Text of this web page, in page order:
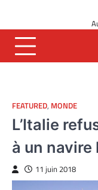
content
FEATURED, MONDE
L’Italie
à un
11 juin 2018